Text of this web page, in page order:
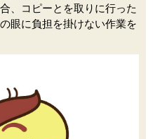
、コピーとを取りに行った
眼に負担を掛けない作業を